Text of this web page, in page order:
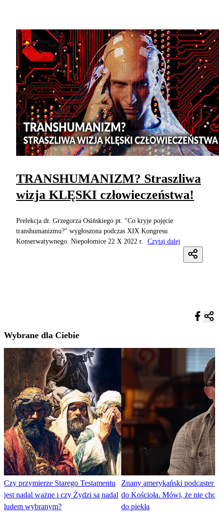
TRANSHUMANIZM? Straszliwa
wizja KLĘSKI człowieczeństwa!
Prelekcja dr. Grzegorza Osińskiego pt. "Co kryje pojęcie
transhumanizmu?" wygłoszona podczas XIX Kongresu
Konserwatywnego. Niepołomice 22 X 2022 r.
Czytaj dalej
Wybrane dla Ciebie
Czy przymierze Starego Testamentu
jest nadal ważne i czy Żydzi są nadal
ludem wybranym?
Znany amerykański podcaster
do Kościoła. Mówi, że nie
do piekła